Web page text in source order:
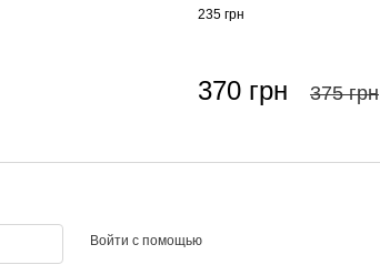
235 грн
370 грн 375 грн
Войти с помощью